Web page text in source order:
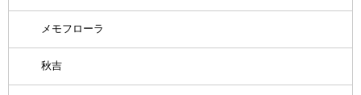
メモフローラ
秋吉